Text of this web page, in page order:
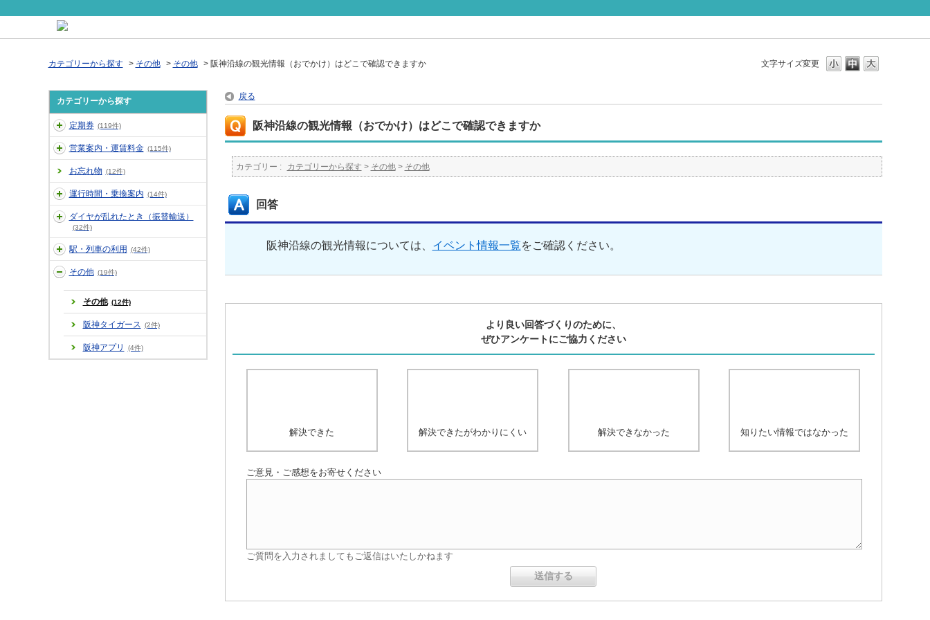
文字サイズ変更
カテゴリーから探す > その他 > その他 > 阪神沿線の観光情報（おでかけ）はどこで確認できますか
カテゴリーから探す
定期券 (119件)
営業案内・運賃料金 (115件)
お忘れ物 (12件)
運行時間・乗換案内 (14件)
ダイヤが乱れたとき（振替輸送）
(32件)
駅・列車の利用 (42件)
その他 (19件)
その他 (12件)
阪神タイガース (2件)
阪神アプリ (4件)
戻る
阪神沿線の観光情報（おでかけ）はどこで確認できますか
カテゴリー : カテゴリーから探す > その他> その他
回答
阪神沿線の観光情報については、 イベント情報一覧をご確認ください。
より良い回答づくりのために、
ぜひアンケートにご協力ください
解決できた 解決できたがわかりにくい 解決できなかった 知りたい情報ではなかった
ご意見・ご感想をお寄せください
ご質問を入力されましてもご返信はいたしかねます